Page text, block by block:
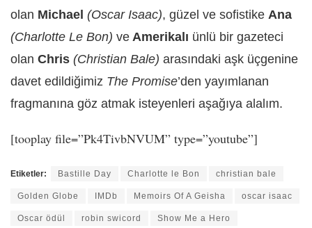
olan Michael (Oscar Isaac), güzel ve sofistike Ana
(Charlotte Le Bon) ve Amerikalı ünlü bir gazeteci
olan Chris (Christian Bale) arasındaki aşk üçgenine
davet edildiğimiz The Promise’den yayımlanan
fragmanına göz atmak isteyenleri aşağıya alalım.
[tooplay file=”Pk4TivbNVUM” type=”youtube”]
Etiketler: Bastille Day Charlotte le Bon christian bale
Golden Globe IMDb Memoirs Of A Geisha oscar isaac
Oscar ödül robin swicord Show Me a Hero